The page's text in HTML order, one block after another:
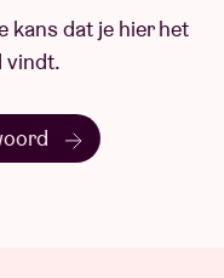
dat je hier het